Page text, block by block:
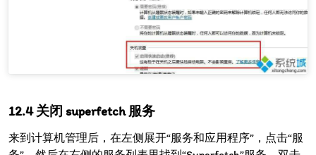
关闭 superfetch 服务
来到计算机管理后，在左侧展开“服务和应用程序”，点击“服